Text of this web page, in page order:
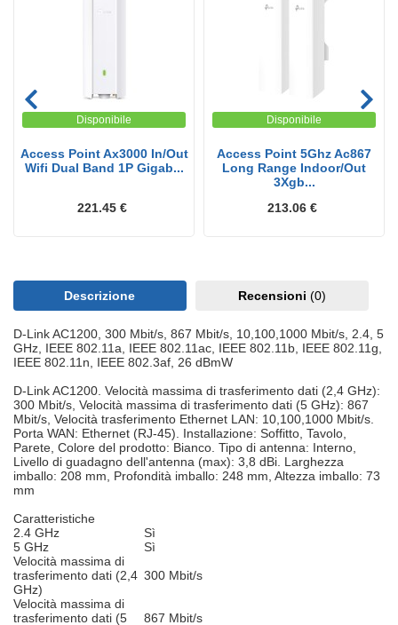
Disponibile
Access Point Ax3000 In/Out
Wifi Dual Band 1P Gigab...
221.45 €
Disponibile
Access Point 5Ghz Ac867
Long Range Indoor/Out
3Xgb...
213.06 €
Descrizione Recensioni (0)
D-Link AC1200, 300 Mbit/s, 867 Mbit/s, 10,100,1000 Mbit/s, 2.4, 5
GHz, IEEE 802.11a, IEEE 802.11ac, IEEE 802.11b, IEEE 802.11g,
IEEE 802.11n, IEEE 802.3af, 26 dBmW
D-Link AC1200. Velocità massima di trasferimento dati (2,4 GHz):
300 Mbit/s, Velocità massima di trasferimento dati (5 GHz): 867
Mbit/s, Velocità trasferimento Ethernet LAN: 10,100,1000 Mbit/s.
Porta WAN: Ethernet (RJ-45). Installazione: Soffitto, Tavolo,
Parete, Colore del prodotto: Bianco. Tipo di antenna: Interno,
Livello di guadagno dell'antenna (max): 3,8 dBi. Larghezza
imballo: 208 mm, Profondità imballo: 248 mm, Altezza imballo: 73
mm
Caratteristiche
2.4 GHz
Sì
5 GHz
Sì
Velocità massima di
trasferimento dati (2,4
GHz)
300 Mbit/s
Velocità massima di
trasferimento dati (5
867 Mbit/s